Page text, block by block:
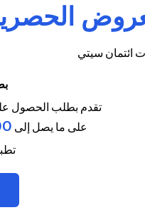
تقدم بطلب الحصول
على ما يصل إلى